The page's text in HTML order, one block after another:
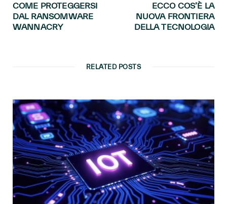
COME PROTEGGERSI
DAL RANSOMWARE
WANNACRY
ECCO COS’È LA
NUOVA FRONTIERA
DELLA TECNOLOGIA
RELATED POSTS